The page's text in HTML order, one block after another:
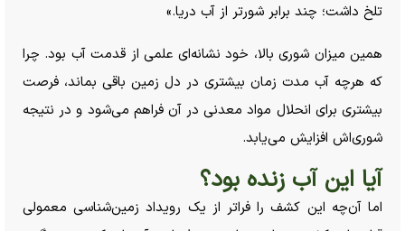
تلخ داشت؛ چند برابر شورتر از آب دریا.»
همین میزان شوری بالا، خود نشانه‌ای علمی از قدمت آب بود. چرا
که هرچه آب مدت زمان بیشتری در دل زمین باقی بماند، فرصت
بیشتری برای انحلال مواد معدنی در آن فراهم می‌شود و در نتیجه
شوری‌اش افزایش می‌یابد.
آیا این آب زنده بود؟
اما آن‌چه این کشف را فراتر از یک رویداد زمین‌شناسی معمولی